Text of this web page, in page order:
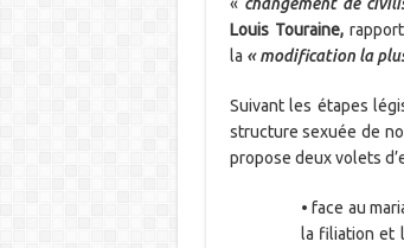
Louis Touraine,
la « modification la
Suivant les étapes
structure sexuée de
propose deux volets
• face au
la filiation et